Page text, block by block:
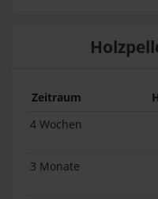
Zeitraum
4 Wochen
3 Monate